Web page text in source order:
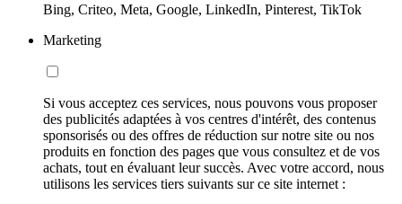
Bing, Criteo, Meta, Google, LinkedIn, Pinterest, TikTok
Marketing
Si vous acceptez ces services, nous pouvons vous proposer
des publicités adaptées à vos centres d'intérêt, des contenus
sponsorisés ou des offres de réduction sur notre site ou nos
produits en fonction des pages que vous consultez et de vos
achats, tout en évaluant leur succès. Avec votre accord, nous
utilisons les services tiers suivants sur ce site internet :